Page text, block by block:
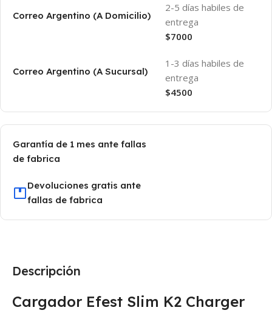
Correo Argentino (A Domicilio)
2-5 días habiles de
entrega
$7000
Correo Argentino (A Sucursal)
1-3 días habiles de
entrega
$4500
Garantía de 1 mes ante fallas
de fabrica
Devoluciones gratis ante
fallas de fabrica
Descripción
Cargador Efest Slim K2 Charger